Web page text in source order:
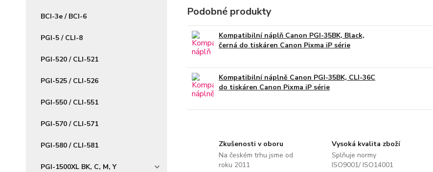
BCI-3e / BCI-6
PGI-5 / CLI-8
PGI-520 / CLI-521
PGI-525 / CLI-526
PGI-550 / CLI-551
PGI-570 / CLI-571
PGI-580 / CLI-581
PGI-1500XL BK, C, M, Y
Podobné produkty
Kompatibilní náplň Canon PGI-35BK, Black,
černá do tiskáren Canon Pixma iP série
Kompatibilní náplně Canon PGI-35BK, CLI-36C
do tiskáren Canon Pixma iP série
Zkušenosti v oboru
Na českém trhu jsme od
roku 2011
Vysoká kvalita zboží
Splňuje normy
ISO9001/ ISO14001